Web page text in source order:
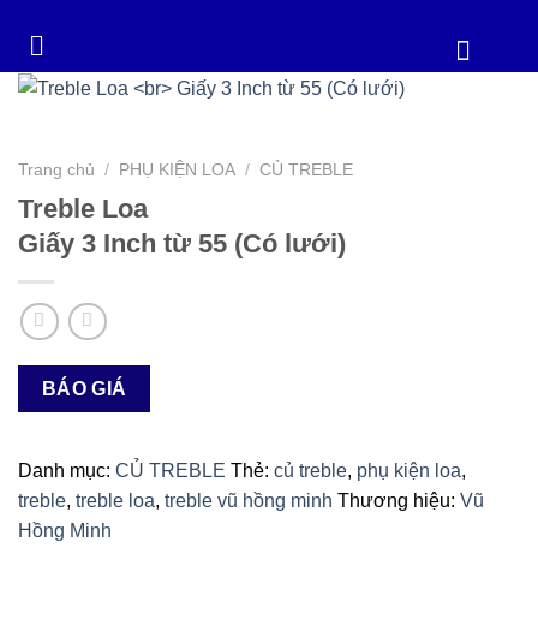
Trang chủ / PHỤ KIỆN LOA / CỦ TREBLE
Treble Loa
Giấy 3 Inch từ 55 (Có lưới)
BÁO GIÁ
Danh mục: CỦ TREBLE Thẻ: củ treble, phụ kiện loa,
treble, treble loa, treble vũ hồng minh Thương hiệu: Vũ
Hồng Minh